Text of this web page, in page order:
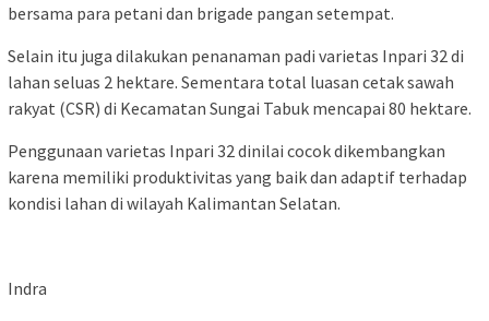
bersama para petani dan brigade pangan setempat.
Selain itu juga dilakukan penanaman padi varietas Inpari 32 di
lahan seluas 2 hektare. Sementara total luasan cetak sawah
rakyat (CSR) di Kecamatan Sungai Tabuk mencapai 80 hektare.
Penggunaan varietas Inpari 32 dinilai cocok dikembangkan
karena memiliki produktivitas yang baik dan adaptif terhadap
kondisi lahan di wilayah Kalimantan Selatan.
Indra